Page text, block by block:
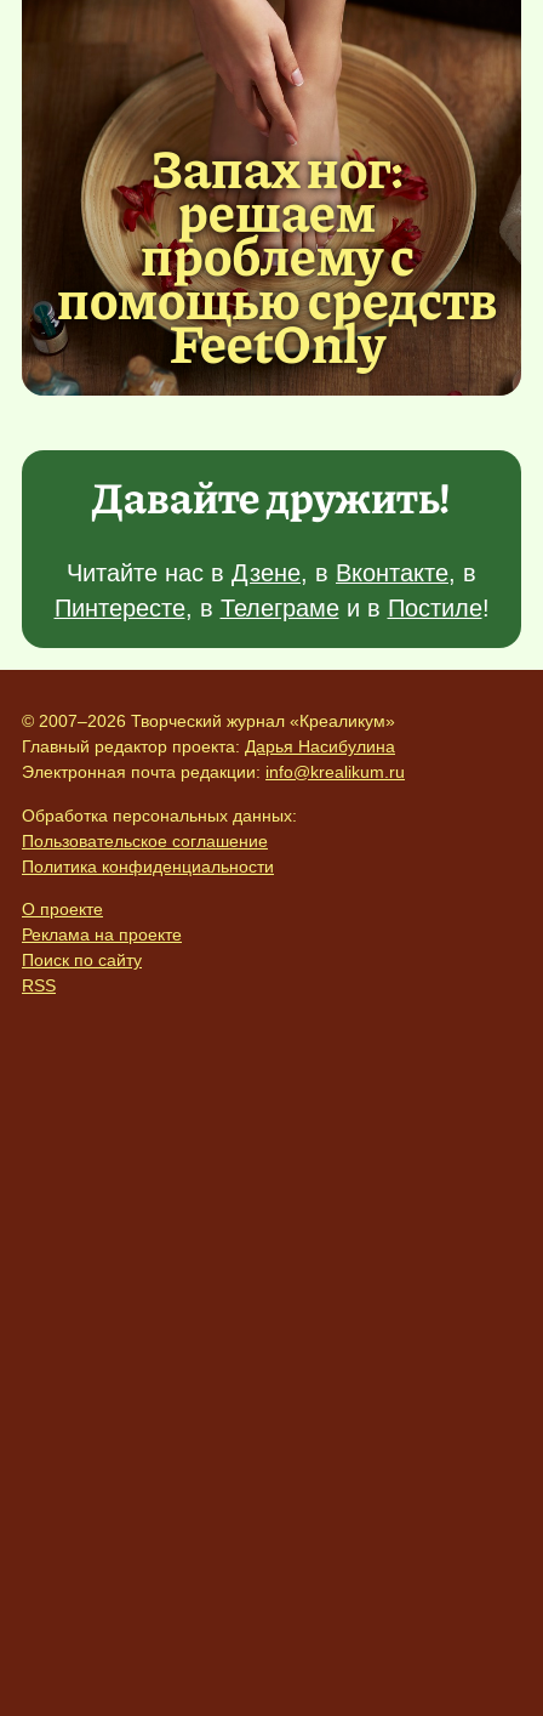
Запах ног:
решаем
проблему с
помощью средств
FeetOnly
Давайте дружить!
Читайте нас в Дзене, в Вконтакте, в
Пинтересте, в Телеграмеи в Постиле!
© 2007–2026 Творческий журнал «Креаликум»
Главный редактор проекта: Дарья Насибулина
Электронная почта редакции: info@krealikum.ru
Обработка персональных данных:
Пользовательское соглашение
Политика конфиденциальности
О проекте
Реклама на проекте
Поиск по сайту
RSS